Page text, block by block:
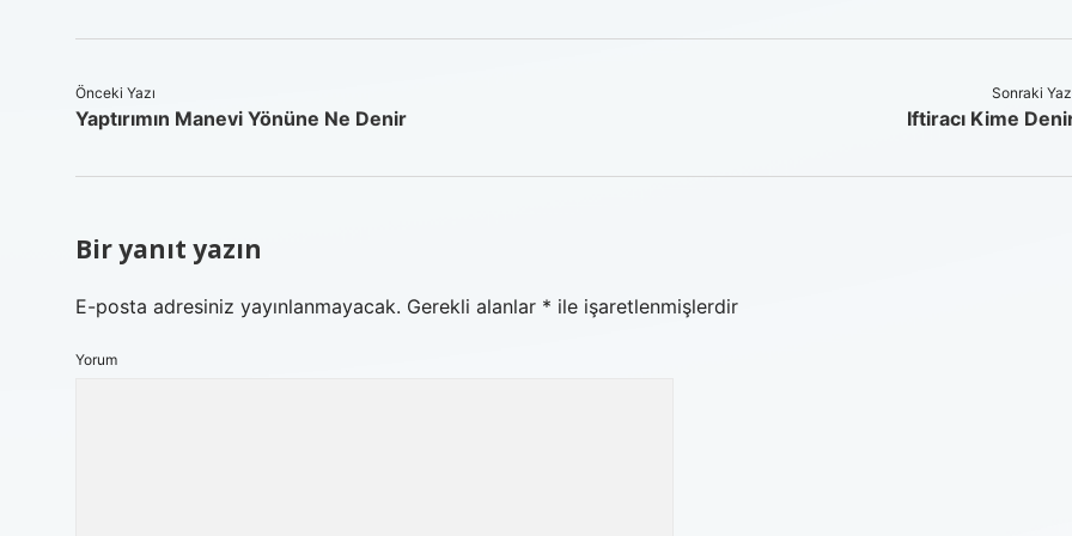
Önceki Yazı
Yaptırımın Manevi Yönüne Ne Denir
Sonraki
Iftiracı Kime
Bir yanıt yazın
E-posta adresiniz yayınlanmayacak. Gerekli alanlar * ile işaretlenmişlerdir
Yorum